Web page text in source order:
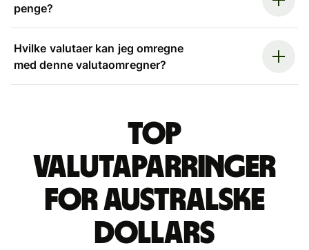
penge?
Hvilke valutaer kan jeg omregne
med denne valutaomregner?
Top
valutaparringer
for australske
dollars